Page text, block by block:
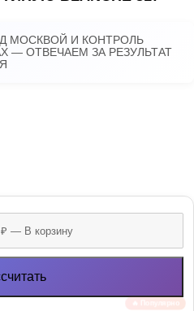
МОСКВОЙ И КОНТРОЛЬ
— ОТВЕЧАЕМ ЗА РЕЗУЛЬТАТ
🔥 Популярно